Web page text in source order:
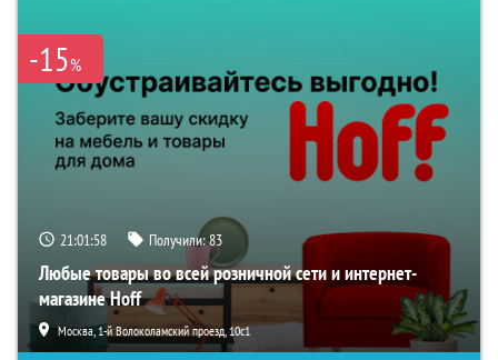
-15%
21:01:57 Получили:83
Любые товары во всей розничной сети и интернет-
магазине Hoff
Москва, 1-й Волоколамский проезд, 10с1